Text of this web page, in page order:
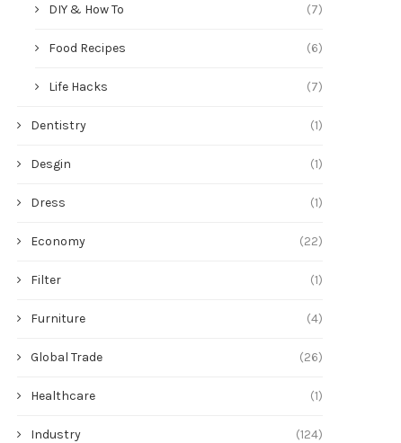
Why Homeowners Often Require
February 26, 2026
Understanding the
January 6, 2026
DIY & How To (7)
Food Recipes (6)
Life Hacks (7)
Dentistry (1)
Desgin (1)
Dress (1)
Economy (22)
Filter (1)
Furniture (4)
Global Trade (26)
Healthcare (1)
Industry (124)